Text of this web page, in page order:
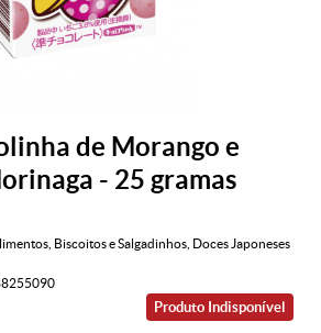
de Morango e
- 25 gramas
Biscoitos e Salgadinhos Doces Japoneses
Produto Indisponível